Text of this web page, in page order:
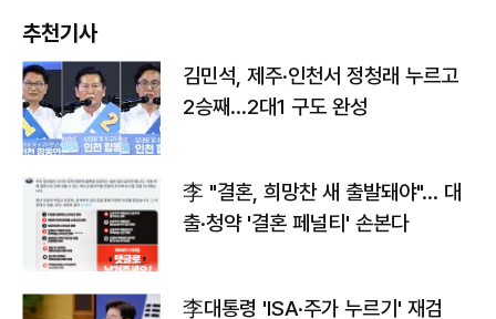
추천기사
김민석, 제주·인천서 정청래 누르고
2승째…2대1 구도 완성
李 "결혼, 희망찬 새 출발돼야"… 대
출·청약 '결혼 페널티' 손본다
李대통령 'ISA·주가 누르기' 재검